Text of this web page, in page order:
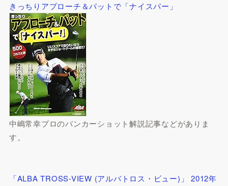
きっちりアプローチ＆パットで「ナイスパー」
中嶋常幸プロのバンカーショット解説記事などがありま
す。
「ALBA TROSS-VIEW (アルバトロス・ビュー)」 2012年